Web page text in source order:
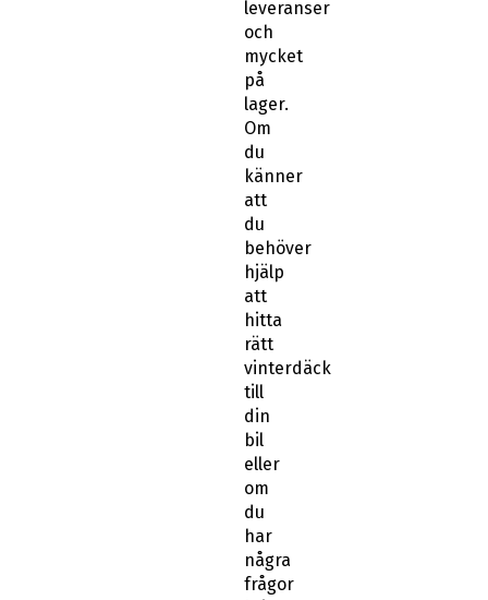
mycket
på
lager.
Om
du
känner
att
du
behöver
hjälp
att
hitta
rätt
vinterdäck
till
din
bil
eller
om
du
har
några
frågor
kring
passform